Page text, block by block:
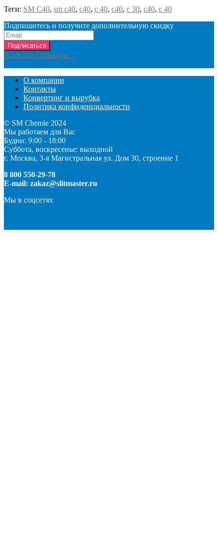
Теги: SM C40, sm c40, c40, c 40, с40, с 30, с40, с 40
Подпишитесь и получите дополнительную скидку
Подписаться
В начало страницы
О компании
Контакты
Конвертинг и вырубка
Политика конфиденциальности
© SM Chemie 2024
Мы работаем для Вас
Будни: 9:00 - 18:00
Суббота, воскресенье: выходной
г. Москва, 3-я Магистральная ул. Дом 30, строение 1
8 800 550-29-78
E-mail: zakaz@slitmaster.ru
Мы в соцсетях